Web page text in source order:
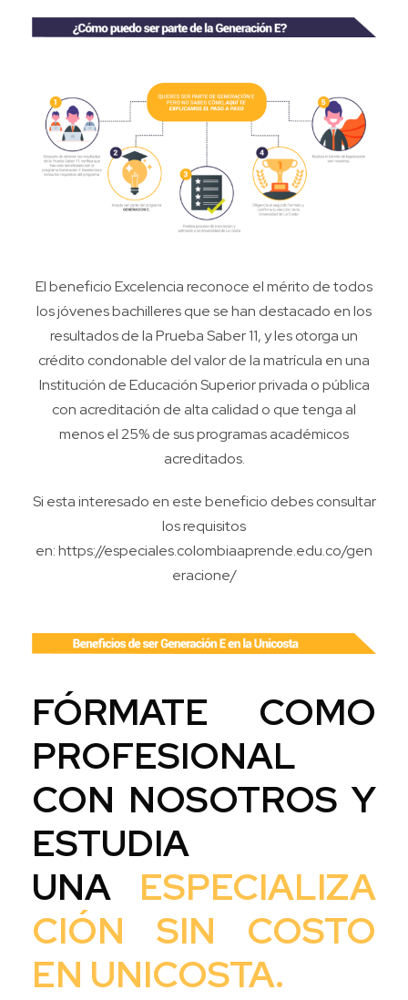
El beneficio Excelencia reconoce el mérito de todos
los jóvenes bachilleres que se han destacado en los
resultados de la Prueba Saber 11, y les otorga un
crédito condonable del valor de la matrícula en una
Institución de Educación Superior privada o pública
con acreditación de alta calidad o que tenga al
menos el 25% de sus programas académicos
acreditados.
Si esta interesado en este beneficio debes consultar
los requisitos
en:https://especiales.colombiaaprende.edu.co/gen
eracione/
FÓRMATE COMO
PROFESIONAL
CON NOSOTROS Y
ESTUDIA
UNA ESPECIALIZA
CIÓN SIN COSTO
EN UNICOSTA.